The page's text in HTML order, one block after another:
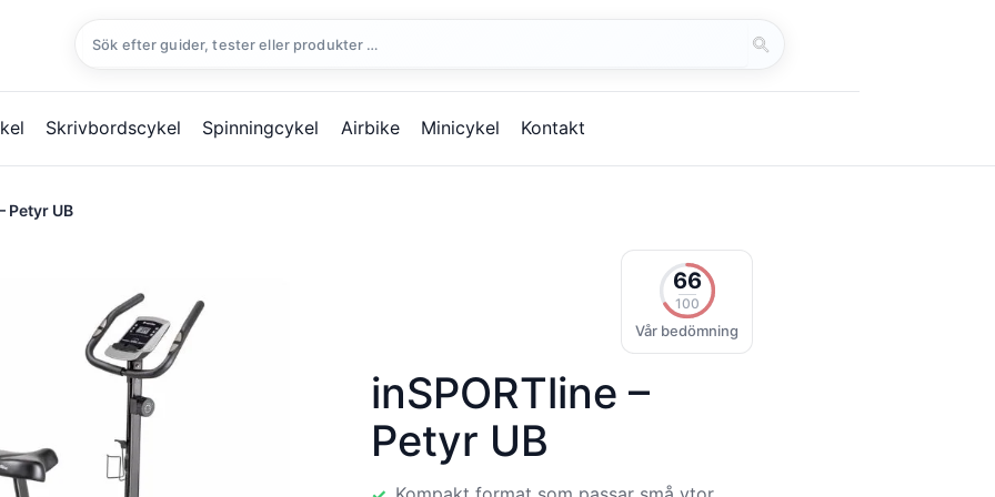
Sök
Starta
Skrivbordscykel Spinningcykel Airbike Minicykel Kontakt
Petyr UB
66
100
Vår bedömning
inSPORTline –
Petyr UB